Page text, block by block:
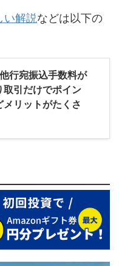
い解説などは以下の
行宛振込手数料が
取引だけでポイン
メリットがたくさ